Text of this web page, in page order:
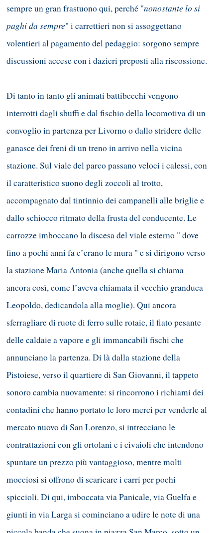
sempre un gran frastuono qui, perché "nonostante lo si
paghi da sempre" i carrettieri non si assoggettano
volentieri al pagamento del pedaggio: sorgono sempre
discussioni accese con i dazieri preposti alla riscossione.
Di tanto in tanto gli animati battibecchi vengono
interrotti dagli sbuffi e dal fischio della locomotiva di un
convoglio in partenza per Livorno o dallo stridere delle
ganasce dei freni di un treno in arrivo nella vicina
stazione. Sul viale del parco passano veloci i calessi, con
il caratteristico suono degli zoccoli al trotto,
accompagnato dal tintinnio dei campanelli alle briglie e
dallo schiocco ritmato della frusta del conducente. Le
carrozze imboccano la discesa del viale esterno " dove
fino a pochi anni fa c’erano le mura " e si dirigono verso
la stazione Maria Antonia (anche quella si chiama
ancora così, come l’aveva chiamata il vecchio granduca
Leopoldo, dedicandola alla moglie). Qui ancora
sferragliare di ruote di ferro sulle rotaie, il fiato pesante
delle caldaie a vapore e gli immancabili fischi che
annunciano la partenza. Di là dalla stazione della
Pistoiese, verso il quartiere di San Giovanni, il tappeto
sonoro cambia nuovamente: si rincorrono i richiami dei
contadini che hanno portato le loro merci per venderle al
mercato nuovo di San Lorenzo, si intrecciano le
contrattazioni con gli ortolani e i civaioli che intendono
spuntare un prezzo più vantaggioso, mentre molti
mocciosi si offrono di scaricare i carri per pochi
spiccioli. Di qui, imboccata via Panicale, via Guelfa e
giunti in via Larga si cominciano a udire le note di una